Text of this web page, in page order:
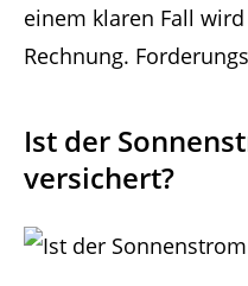
einem klaren Fall
Rechnung.
Ist der
versichert?